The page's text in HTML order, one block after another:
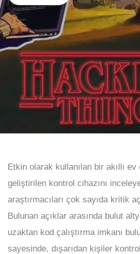
Etkin olarak kullanılan bir akıllı
geliştirilen kontrol cihazını
araştırmacıları çok sayıda kritik
Bulunan açıklar arasında bulut
uzaktan kod çalıştırma imkanı
sayesinde, dışarıdan kişiler